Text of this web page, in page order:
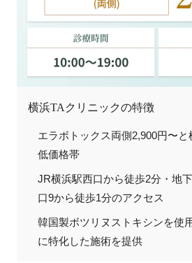
横浜TAクリニックの特徴
エラボトックス両側2,900円〜
低価格帯
JR横浜駅西口から徒歩2分・地
口9から徒歩1分のアクセス
韓国製ボツリヌストキシンを使
に特化した施術を提供